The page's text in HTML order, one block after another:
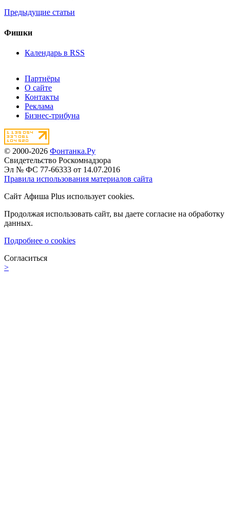
Предыдущие статьи
Фишки
Календарь в RSS
Партнёры
О сайте
Контакты
Реклама
Бизнес-трибуна
© 2000-2026 Фонтанка.Ру
Свидетельство Роскомнадзора
Эл № ФС 77-66333 от 14.07.2016
Правила использования материалов сайта
Сайт Афиша Plus использует cookies.
Продолжая использовать сайт, вы даете согласие на обработку
данных.
Подробнее о cookies
Согласиться
>